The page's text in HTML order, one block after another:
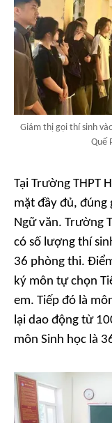
Giám thị gọi thí sinh
Quế
Tại Trường THPT
mặt đầy đủ, đúng
Ngữ văn. Trường
có số lượng thí
36 phòng thi.
ký môn tự chọn
em. Tiếp đó là
lại dao động từ
môn Sinh học là